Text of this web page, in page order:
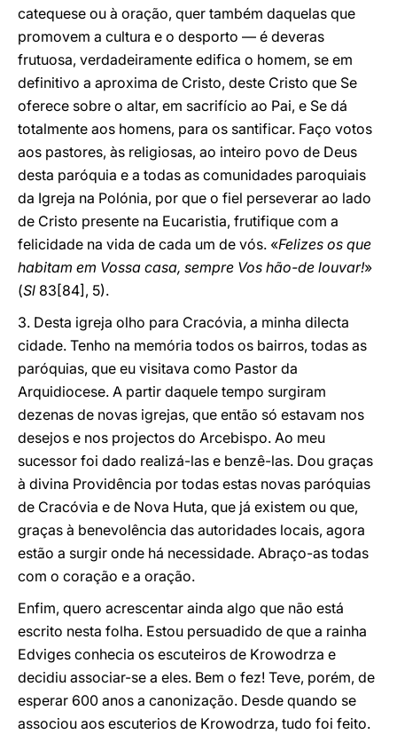
catequese ou à oração, quer também daquelas que
promovem a cultura e o desporto — é deveras
frutuosa, verdadeiramente edifica o homem, se em
definitivo a aproxima de Cristo, deste Cristo que Se
oferece sobre o altar, em sacrifício ao Pai, e Se dá
totalmente aos homens, para os santificar. Faço votos
aos pastores, às religiosas, ao inteiro povo de Deus
desta paróquia e a todas as comunidades paroquiais
da Igreja na Polónia, por que o fiel perseverar ao lado
de Cristo presente na Eucaristia, frutifique com a
felicidade na vida de cada um de vós. «Felizes os que
habitam em Vossa casa, sempre Vos hão-de louvar!»
(Sl 83[84], 5).
3. Desta igreja olho para Cracóvia, a minha dilecta
cidade. Tenho na memória todos os bairros, todas as
paróquias, que eu visitava como Pastor da
Arquidiocese. A partir daquele tempo surgiram
dezenas de novas igrejas, que então só estavam nos
desejos e nos projectos do Arcebispo. Ao meu
sucessor foi dado realizá-las e benzê-las. Dou graças
à divina Providência por todas estas novas paróquias
de Cracóvia e de Nova Huta, que já existem ou que,
graças à benevolência das autoridades locais, agora
estão a surgir onde há necessidade. Abraço-as todas
com o coração e a oração.
Enfim, quero acrescentar ainda algo que não está
escrito nesta folha. Estou persuadido de que a rainha
Edviges conhecia os escuteiros de Krowodrza e
decidiu associar-se a eles. Bem o fez! Teve, porém, de
esperar 600 anos a canonização. Desde quando se
associou aos escuterios de Krowodrza, tudo foi feito.